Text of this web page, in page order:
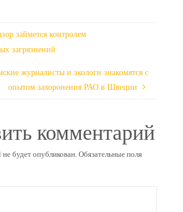
займется контролем
загрязнений
журналисты и экологи знакомятся с
опытом захоронения РАО в Швеции
комментарий
будет опубликован.Обязательные поля